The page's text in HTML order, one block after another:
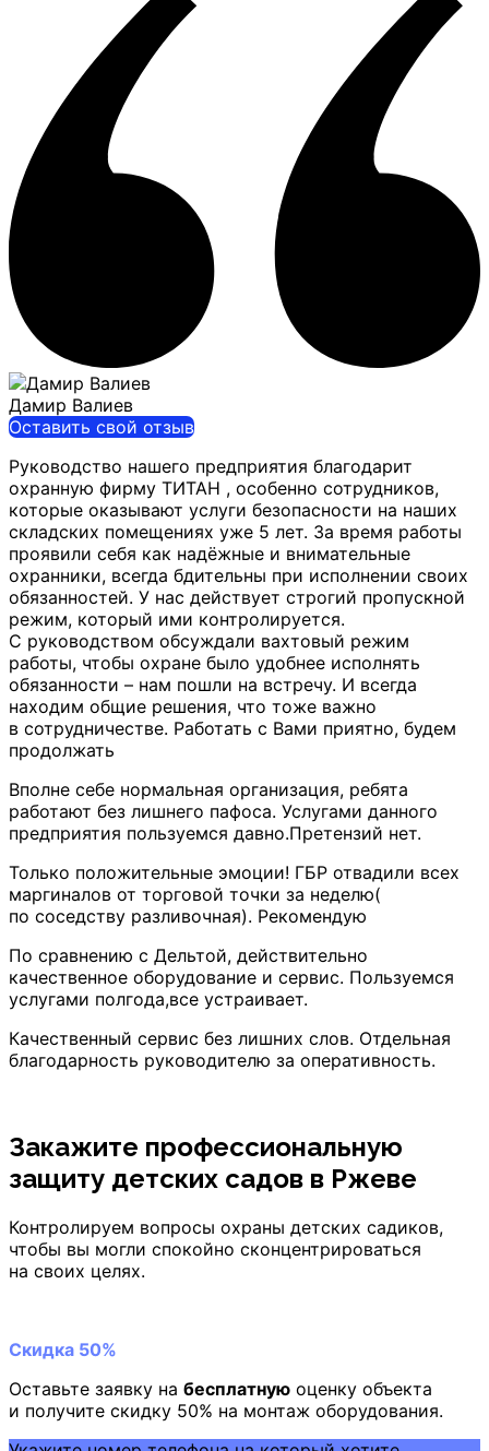
Дамир Валиев
Оставить свой отзыв
Руководство нашего предприятия благодарит
охранную фирму ТИТАН , особенно сотрудников,
которые оказывают услуги безопасности на наших
складских помещениях уже 5 лет. За время работы
проявили себя как надёжные и внимательные
охранники, всегда бдительны при исполнении своих
обязанностей. У нас действует строгий пропускной
режим, который ими контролируется.
С руководством обсуждали вахтовый режим
работы, чтобы охране было удобнее исполнять
обязанности – нам пошли на встречу. И всегда
находим общие решения, что тоже важно
в сотрудничестве. Работать с Вами приятно, будем
продолжать
Вполне себе нормальная организация, ребята
работают без лишнего пафоса. Услугами данного
предприятия пользуемся давно.Претензий нет.
Только положительные эмоции! ГБР отвадили всех
маргиналов от торговой точки за неделю(
по соседству разливочная). Рекомендую
По сравнению с Дельтой, действительно
качественное оборудование и сервис. Пользуемся
услугами полгода,все устраивает.
Качественный сервис без лишних слов. Отдельная
благодарность руководителю за оперативность.
Закажите профессиональную
защиту детских садов в Ржеве
Контролируем вопросы охраны детских садиков,
чтобы вы могли спокойно сконцентрироваться
на своих целях.
Скидка 50%
Оставьте заявку на бесплатную оценку объекта
и получите скидку 50% на монтаж оборудования.